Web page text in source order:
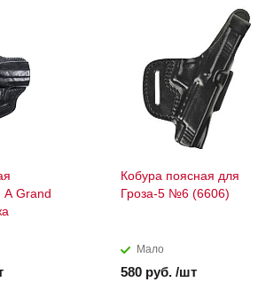
A Grand
Кобура поясная для
Гроза-5 №6 (6606)
Мало
580 руб. /шт